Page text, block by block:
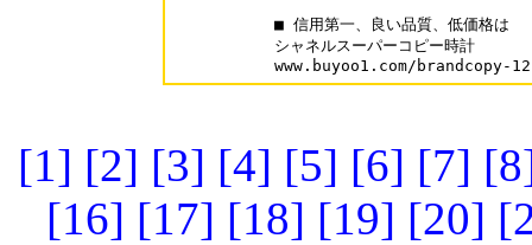
■ 信用第一、良い品質、低価格は
シャネルスーパーコピー時計
www.buyoo1.com/brandcopy-
[1] [2] [3] [4] [5] [6] [7]
[16] [17] [18] [19] [20]